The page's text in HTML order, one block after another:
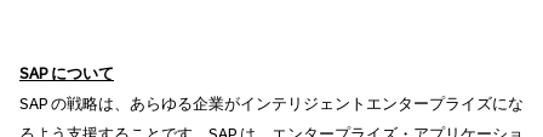
SAP について
SAP の戦略は、あらゆる企業がインテリジェントエンタープライズにな